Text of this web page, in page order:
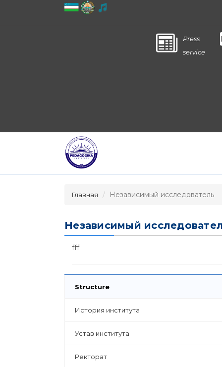
Press
service
Главная Независимый исследователь
Независимый
fff
Structure
История института
Устав института
Ректорат